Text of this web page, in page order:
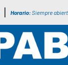
Horario:Siempre